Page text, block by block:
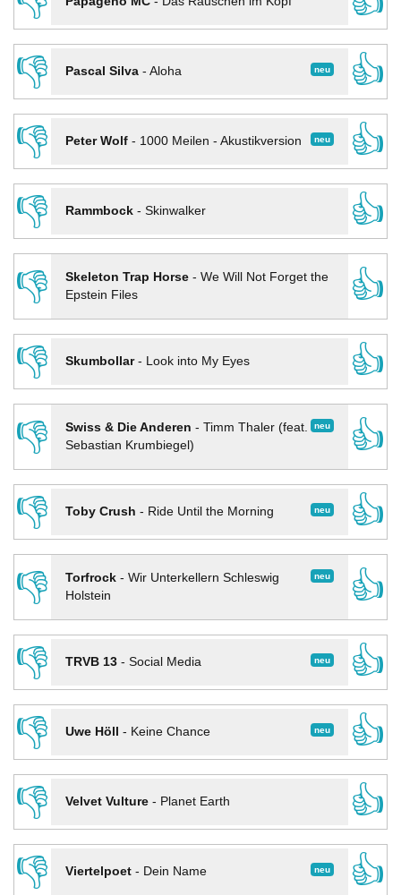
👎
neu
Pascal Silva- Aloha
👍
👎
neu
Peter Wolf- 1000 Meilen - Akustikversion
👍
👎
Rammbock- Skinwalker
👍
👎
Skeleton Trap Horse- We Will Not Forget the
Epstein Files
👍
👎
Skumbollar- Look into My Eyes
👍
👎
neu
Swiss & Die Anderen - Timm Thaler (feat.
Sebastian Krumbiegel)
👍
👎
neu
Toby Crush - Ride Until the Morning
👍
👎
neu
Torfrock- Wir Unterkellern Schleswig
Holstein
👍
👎
neu
TRVB 13- Social Media
👍
👎
neu
Uwe Höll - Keine Chance
👍
👎
Velvet Vulture- Planet Earth
👍
👎
neu
Viertelpoet- Dein Name
👍